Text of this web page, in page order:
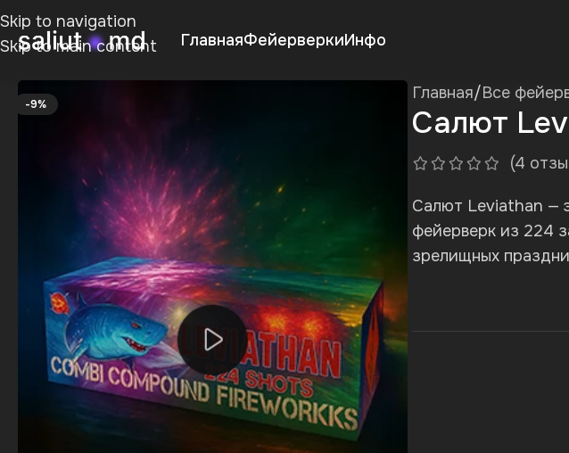
Skip to navigation
Skip to main content
ГлавнаяФейерверкиИнфо
-9%
Главная/Все
Салют
(4
Салют Leviathan —
фейерверк из 224
зрелищных